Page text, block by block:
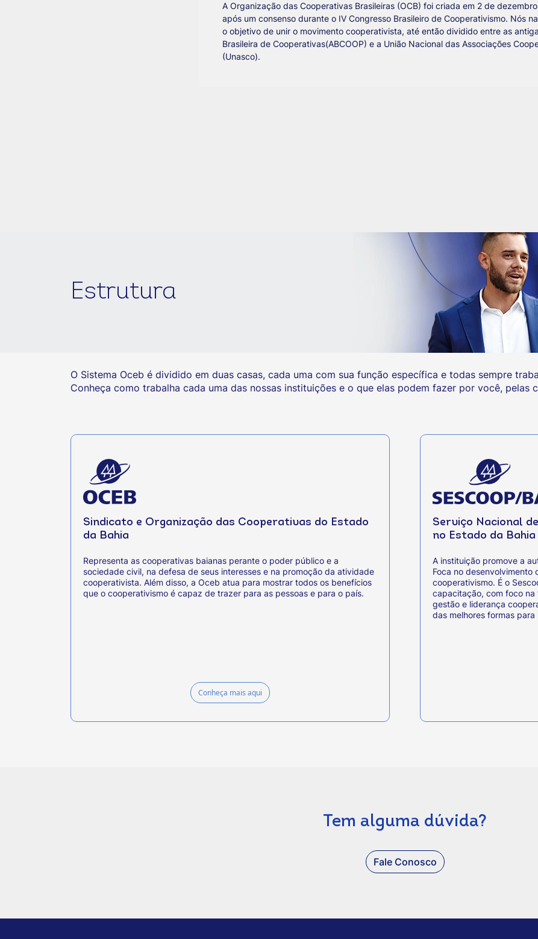
A Organização das Cooperativas Brasileiras (OCB) foi criada em 2 de
após um consenso durante o IV Congresso Brasileiro de Cooperativismo. Nós
o objetivo de unir o movimento cooperativista, até então dividido entre as
Brasileira de Cooperativas(ABCOOP) e a União Nacional das Associações
(Unasco).
Estrutura
O Sistema Oceb é dividido em duas casas, cada uma com sua função específica e todas sempre
Conheça como trabalha cada uma das nossas instituições e o que elas podem fazer por você, pelas
Sindicato e Organização das Cooperativas do Estado
da Bahia
Representa as cooperativas baianas perante o poder público e a
sociedade civil, na defesa de seus interesses e na promoção da atividade
cooperativista. Além disso, a Oceb atua para mostrar todos os benefícios
que o cooperativismo é capaz de trazer para as pessoas e para o país.
Conheça mais aqui
Serviço Nacional
no Estado da Bahia
A instituição promove a
Foca no desenvolvimento
cooperativismo. É o
capacitação, com foco
gestão e liderança
das melhores formas
Tem alguma dúvida?
Fale Conosco